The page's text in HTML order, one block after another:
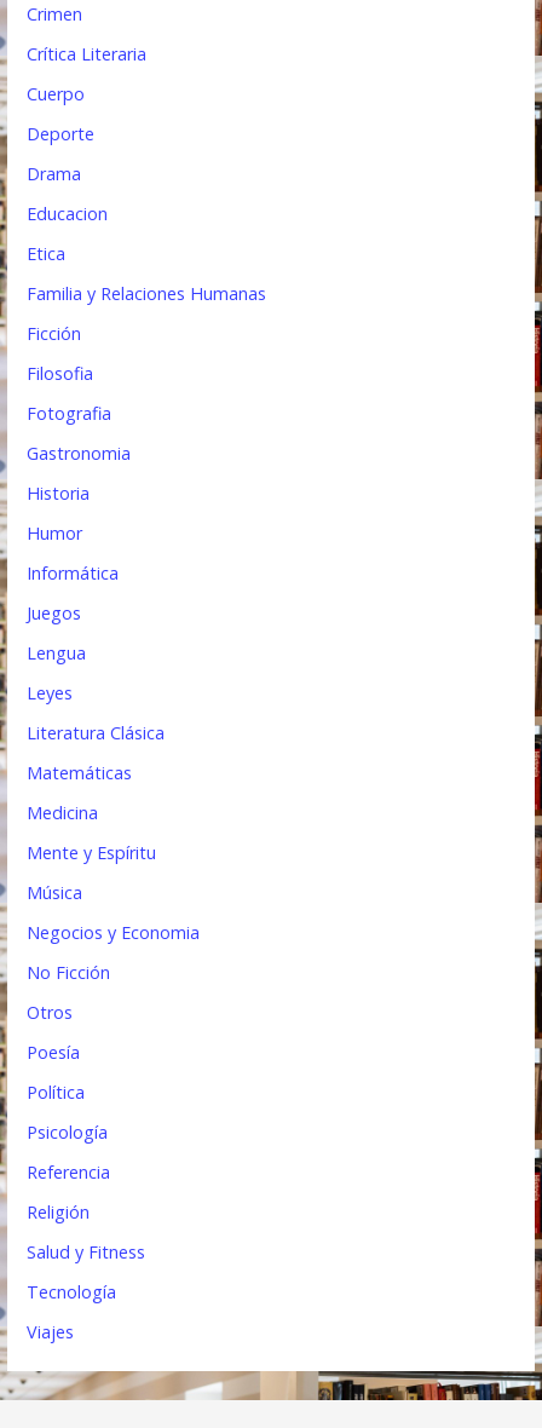
Crimen
Crítica Literaria
Cuerpo
Deporte
Drama
Educacion
Etica
Familia y Relaciones Humanas
Ficción
Filosofia
Fotografia
Gastronomia
Historia
Humor
Informática
Juegos
Lengua
Leyes
Literatura Clásica
Matemáticas
Medicina
Mente y Espíritu
Música
Negocios y Economia
No Ficción
Otros
Poesía
Política
Psicología
Referencia
Religión
Salud y Fitness
Tecnología
Viajes